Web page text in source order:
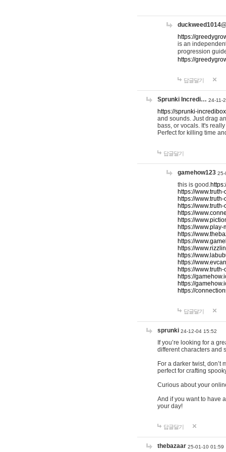
https://
is an
progression
https://
답글달기
Sprunki Incredi… 24-11-
https://sprunki-
and sounds. Just drag
bass, or vocals. It's
Perfect for killing time
답글달기
gamehow123 25-
this is good.
https://
https://
https://
https://
https://
https://
https://
https://
https://
https://
https://
https://
https://
https://
https://
답글달기
sprunki 24-12-04 15:52
If you’re looking for a
different characters and
For a darker twist, don’t
perfect for crafting
Curious about your
And if you want to have
your day!
답글달기
thebazaar 25-01-10 01:59